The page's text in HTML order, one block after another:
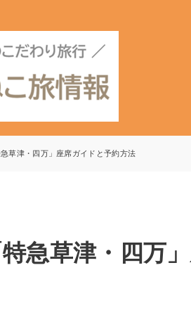
草津・四万」座席ガイドと予約方法
急草津・四万